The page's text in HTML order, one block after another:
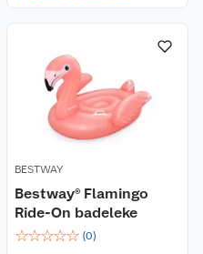
BESTWAY
Bestway® Flamingo
Ride-On badeleke
☆☆☆☆☆ (0)